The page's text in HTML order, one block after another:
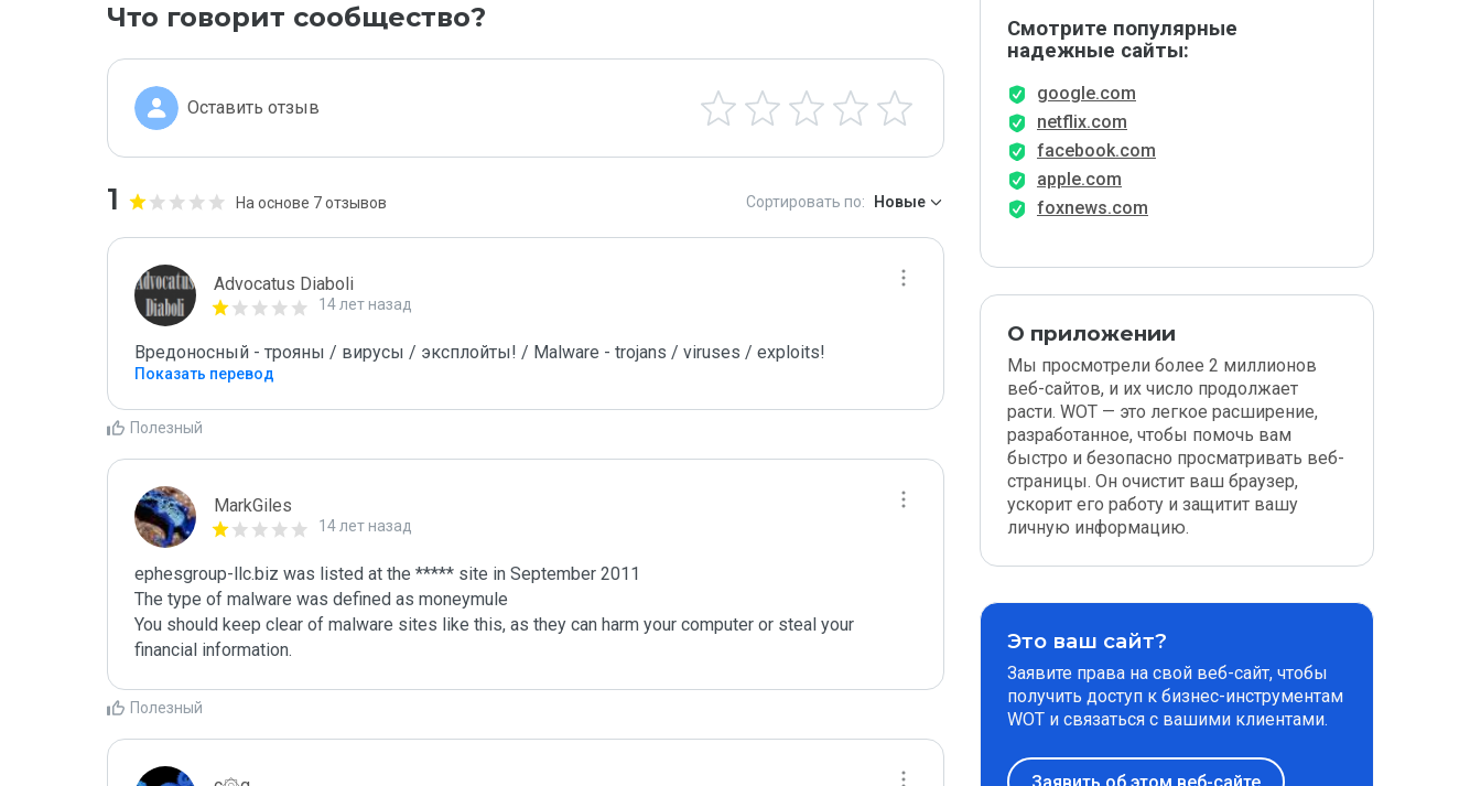
Что говорит сообщество?
Оставить отзыв
1 На основе 7 отзывов Сортировать по: Новые
Advocatus Diaboli
14 лет назад
Вредоносный - трояны / вирусы / эксплойты! / Malware - trojans / viruses / exploits!
Показать перевод
Полезный
MarkGiles
14 лет назад
ephesgroup-llc.biz was listed at the ***** site in September 2011
The type of malware was defined as moneymule
You should keep clear of malware sites like this, as they can harm your computer or steal your
Полезный
Смотрите популярные
надежные сайты:
google.com
netflix.com
facebook.com
apple.com
foxnews.com
О приложении
Мы просмотрели более 2 миллионов
веб-сайтов, и их число продолжает
расти. WOT — это легкое расширение,
разработанное, чтобы помочь вам
быстро и безопасно просматривать веб-
страницы. Он очистит ваш браузер,
ускорит его работу и защитит вашу
личную информацию.
Это ваш сайт?
Заявите права на свой веб-сайт, чтобы
получить доступ к бизнес-инструментам
WOT и связаться с вашими клиентами.